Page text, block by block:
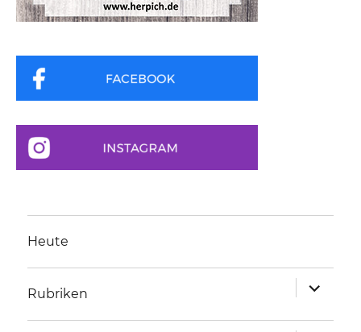
Heute
Rubriken
anzeigen